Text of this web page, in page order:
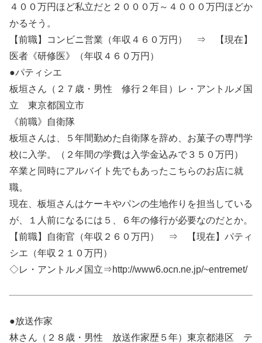
４００万円ほど私立だと２０００万～４０００万円ほどか
かるそう。
【前職】コンビニ営業（年収４６０万円） ⇒ 【現在】
医者《研修医》（年収４６０万円）
●パティシエ
板垣さん（２７歳・男性 修行２年目）レ・アントルメ国
立 東京都国立市
《前職》自衛隊
板垣さんは、５年間勤めた自衛隊を辞め、お菓子の専門学
校に入学。（２年間の学費は入学金込みで３５０万円）
卒業と同時にアルバイト先でもあったこちらのお店に就
職。
現在、板垣さんはケーキやパンの生地作りを担当している
が、１人前になるには５、６年の修行が必要なのだとか。
【前職】自衛官（年収２６０万円） ⇒ 【現在】パティ
シエ（年収２１０万円）
◇レ・アントルメ国立⇒http://www6.ocn.ne.jp/~entremet/
●放送作家
林さん（２８歳・男性 放送作家歴５年）東京都港区 テ